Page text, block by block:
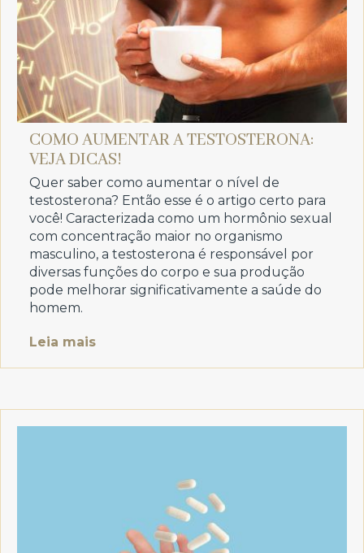
COMO AUMENTAR A TESTOSTERONA:
VEJA DICAS!
Quer saber como aumentar o nível de
testosterona? Então esse é o artigo certo para
você! Caracterizada como um hormônio sexual
com concentração maior no organismo
masculino, a testosterona é responsável por
diversas funções do corpo e sua produção
pode melhorar significativamente a saúde do
homem.
Leia mais